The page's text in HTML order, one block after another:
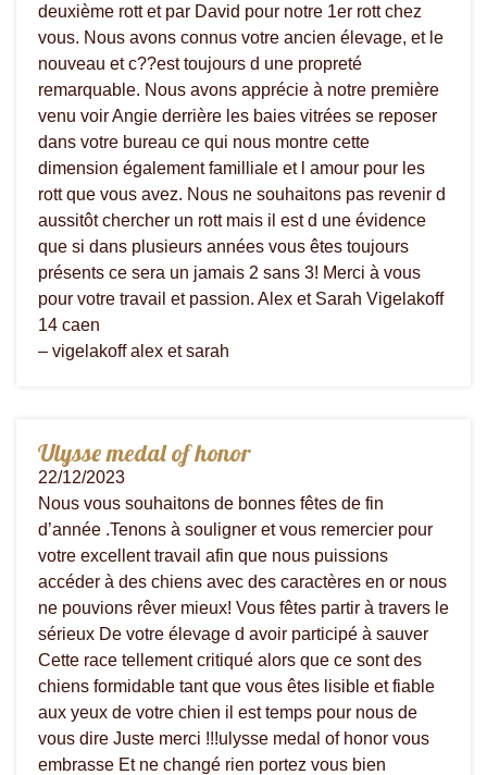
deuxième rott et par David pour notre 1er rott chez
vous. Nous avons connus votre ancien élevage, et le
nouveau et c??est toujours d une propreté
remarquable. Nous avons apprécie à notre première
venu voir Angie derrière les baies vitrées se reposer
dans votre bureau ce qui nous montre cette
dimension également familliale et l amour pour les
rott que vous avez. Nous ne souhaitons pas revenir d
aussitôt chercher un rott mais il est d une évidence
que si dans plusieurs années vous êtes toujours
présents ce sera un jamais 2 sans 3! Merci à vous
pour votre travail et passion. Alex et Sarah Vigelakoff
14 caen
– vigelakoff alex et sarah
Ulysse medal of honor
22/12/2023
Nous vous souhaitons de bonnes fêtes de fin
d’année .Tenons à souligner et vous remercier pour
votre excellent travail afin que nous puissions
accéder à des chiens avec des caractères en or nous
ne pouvions rêver mieux! Vous fêtes partir à travers le
sérieux De votre élevage d avoir participé à sauver
Cette race tellement critiqué alors que ce sont des
chiens formidable tant que vous êtes lisible et fiable
aux yeux de votre chien il est temps pour nous de
vous dire Juste merci !!!ulysse medal of honor vous
embrasse Et ne changé rien portez vous bien